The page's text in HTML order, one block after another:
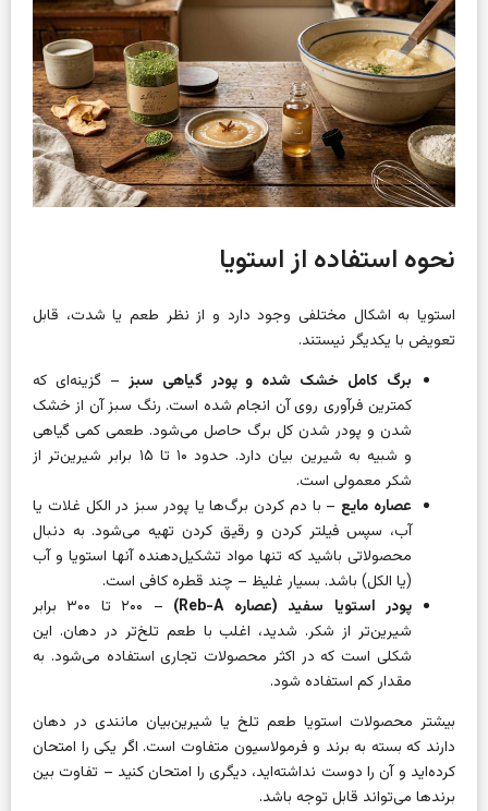
نحوه استفاده از استویا
استویا به اشکال مختلفی وجود دارد و از نظر طعم یا شدت، قابل
تعویض با یکدیگر نیستند.
برگ کامل خشک شده و پودر گیاهی سبز – گزینه‌ای که
کمترین فرآوری روی آن انجام شده است. رنگ سبز آن از خشک
شدن و پودر شدن کل برگ حاصل می‌شود. طعمی کمی گیاهی
و شبیه به شیرین بیان دارد. حدود ۱۰ تا ۱۵ برابر شیرین‌تر از
شکر معمولی است.
عصاره مایع – با دم کردن برگ‌ها یا پودر سبز در الکل غلات یا
آب، سپس فیلتر کردن و رقیق کردن تهیه می‌شود. به دنبال
محصولاتی باشید که تنها مواد تشکیل‌دهنده آنها استویا و آب
(یا الکل) باشد. بسیار غلیظ – چند قطره کافی است.
پودر استویا سفید (عصاره Reb-A)
– ۲۰۰ تا ۳۰۰ برابر
شیرین‌تر از شکر. شدید، اغلب با طعم تلخ‌تر در دهان. این
شکلی است که در اکثر محصولات تجاری استفاده می‌شود. به
مقدار کم استفاده شود.
بیشتر محصولات استویا طعم تلخ یا شیرین‌بیان مانندی در دهان
دارند که بسته به برند و فرمولاسیون متفاوت است. اگر یکی را امتحان
کرده‌اید و آن را دوست نداشته‌اید، دیگری را امتحان کنید – تفاوت بین
برندها می‌تواند قابل توجه باشد.